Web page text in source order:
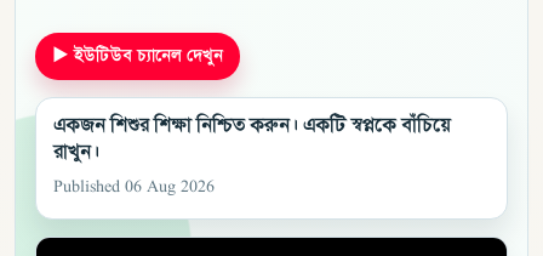
▶ইউটিউব চ্যানেল দেখুন
একজন শিশুর শিক্ষা নিশ্চিত করুন। একটি স্বপ্নকে বাঁচিয়ে
রাখুন।
Published 06 Aug 2026